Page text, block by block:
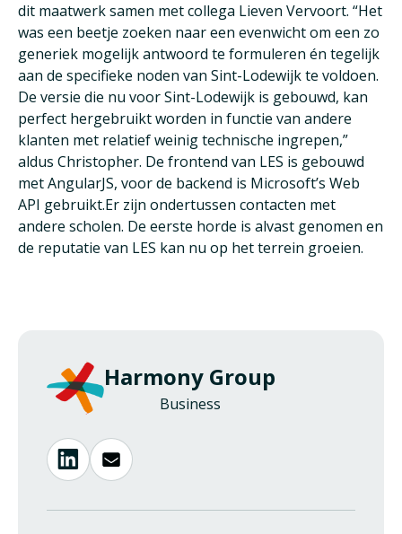
Harmony Group
Business
dit maatwerk samen met collega Lieven Vervoort. “Het
was een beetje zoeken naar een evenwicht om een zo
generiek mogelijk antwoord te formuleren én tegelijk
aan de specifieke noden van Sint-Lodewijk te voldoen.
De versie die nu voor Sint-Lodewijk is gebouwd, kan
perfect hergebruikt worden in functie van andere
klanten met relatief weinig technische ingrepen,”
aldus Christopher. De frontend van LES is gebouwd
met AngularJS, voor de backend is Microsoft’s Web
API gebruikt.Er zijn ondertussen contacten met
andere scholen. De eerste horde is alvast genomen en
de reputatie van LES kan nu op het terrein groeien.